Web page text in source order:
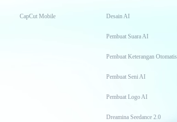
CapCut Mobile Desain AI
Pembuat Suara AI
Pembuat Keterangan Otomatis
Pembuat Seni AI
Pembuat Logo AI
Dreamina Seedance 2.0